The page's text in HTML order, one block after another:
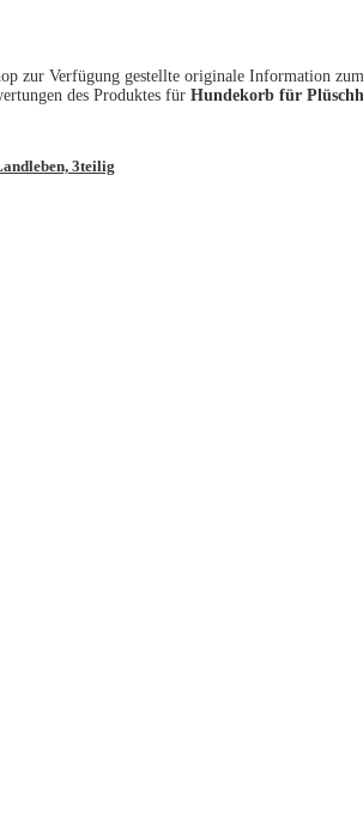
zur Verfügung gestellte originale Information
des Produktes für Hundekorb für
3teilig